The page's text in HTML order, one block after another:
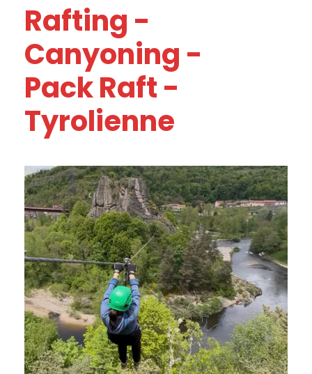
Rafting -
Canyoning -
Pack Raft -
Tyrolienne